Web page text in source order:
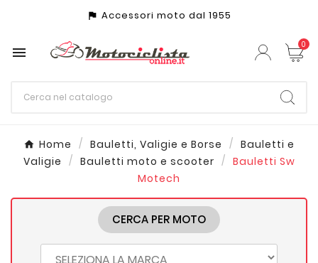
assistant_photo Accessori moto dal 1955
 0
Home Bauletti, Valigie e Borse
Bauletti e
Valigie
Bauletti moto e scooter
Bauletti Sw
Motech
CERCA PER MOTO